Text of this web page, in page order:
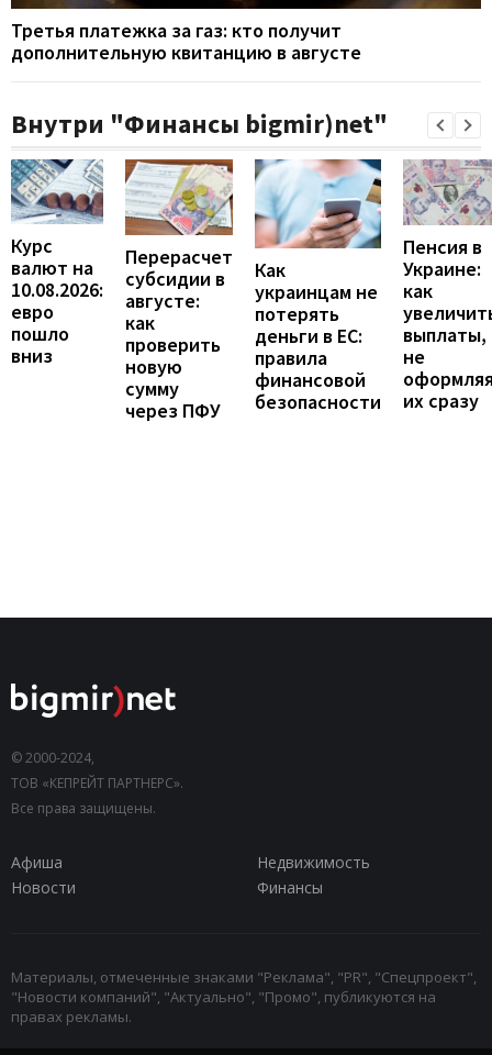
Третья платежка за газ: кто получит
дополнительную квитанцию в августе
Внутри "Финансы bigmir)net"
Курс
валют на
10.08.2026:
евро
пошло
вниз
Перерасчет
субсидии в
августе:
как
проверить
новую
сумму
через ПФУ
Как
украинцам не
потерять
деньги в ЕС:
правила
финансовой
безопасности
Пенсия в
Украине:
как
выплаты,
не
их сразу
© 2000-2024,
ТОВ «КЕПРЕЙТ ПАРТНЕРС».
Все права защищены.
Афиша
Недвижимость
Новости
Финансы
Материалы, отмеченные знаками "Реклама", "PR", "Спецпроект",
"Новости компаний", "Актуально", "Промо", публикуются на
правах рекламы.